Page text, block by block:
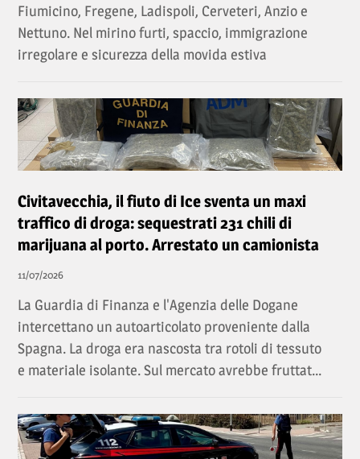
Fiumicino, Fregene, Ladispoli, Cerveteri, Anzio e
Nettuno. Nel mirino furti, spaccio, immigrazione
irregolare e sicurezza della movida estiva
Civitavecchia, il fiuto di Ice sventa un maxi
traffico di droga: sequestrati 231 chili di
marijuana al porto. Arrestato un camionista
11/07/2026
La Guardia di Finanza e l'Agenzia delle Dogane
intercettano un autoarticolato proveniente dalla
Spagna. La droga era nascosta tra rotoli di tessuto
e materiale isolante. Sul mercato avrebbe fruttat...